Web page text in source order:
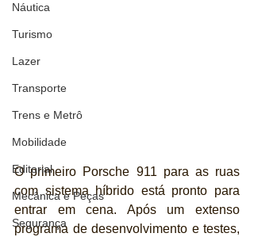
Náutica
Turismo
Lazer
Transporte
Trens e Metrô
Mobilidade
Editorial
Mecânica e Peças
Segurança
O primeiro Porsche 911 para as ruas
com sistema híbrido está pronto para
entrar em cena. Após um extenso
programa de desenvolvimento e testes,